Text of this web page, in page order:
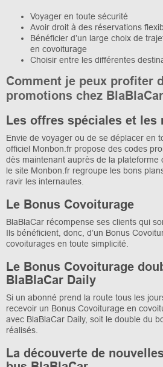
Voyager en toute sécurité
Avoir droit à des réservations
Bénéficier d’un large choix de
en covoiturage
Choisir entre les différentes
Comment je peux profiter
promotions chez BlaBlaCar
Les offres spéciales et les
Envie de voyager ou de se déplacer en
officiel Monbon.fr propose des codes
dès maintenant auprès de la plateforme
le site Monbon.fr regroupe les bons
ravir les internautes.
Le Bonus Covoiturage
BlaBlaCar récompense ses clients qui
Ils bénéficient, donc, d’un Bonus
covoiturages en toute simplicité.
Le Bonus Covoiturage
BlaBlaCar Daily
Si un abonné prend la route tous les
recevoir un Bonus Covoiturage en
avec BlaBlaCar Daily, soit le double du
réalisés.
La découverte de